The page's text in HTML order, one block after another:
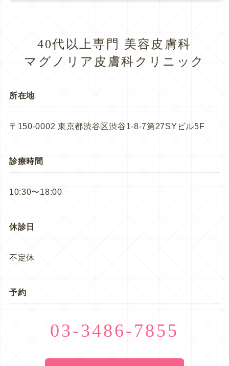
40代以上専門 美容皮膚科
マグノリア皮膚科クリニック
所在地
〒150-0002 東京都渋谷区渋谷1-8-7第27SYビル5F
診療時間
10:30〜18:00
休診日
不定休
予約
03-3486-7855